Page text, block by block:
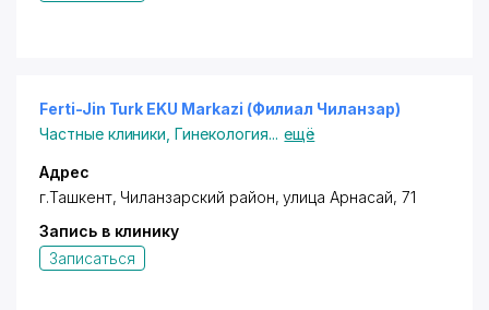
Ferti-Jin Turk EKU Markazi (Филиал Чиланзар)
Частные клиники ,Гинекология... ещё
Адрес
г.Ташкент, Чиланзарский район, улица Арнасай, 71
Запись в клинику
Записаться